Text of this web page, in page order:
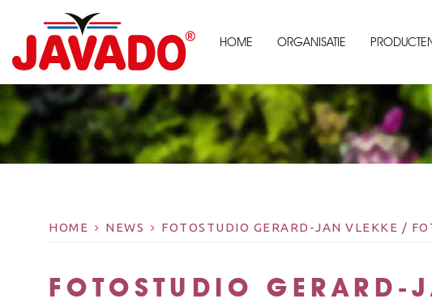
HOME ORGANISATIE
HOME NEWS FOTOSTUDIO GERARD-JAN VLEKKE /
FOTOSTUDIO